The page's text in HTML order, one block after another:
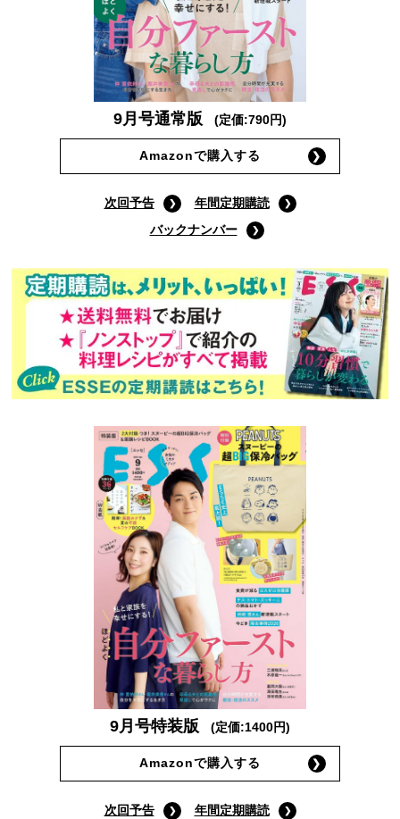
9月号通常版 (定価:790円)
Amazonで購入する
次回予告
年間定期購読
バックナンバー
9月号特装版 (定価:1400円)
Amazonで購入する
次回予告
年間定期購読